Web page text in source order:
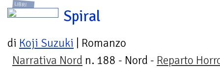
LIBRI
Spiral
di Koji Suzuki | Romanzo
Narrativa Nord n. 188 - Nord - Reparto